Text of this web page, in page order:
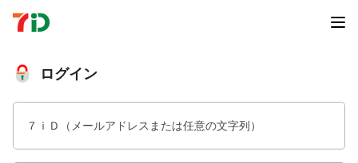
ログイン
７ｉＤ（メールアドレスまたは任意の文字列）